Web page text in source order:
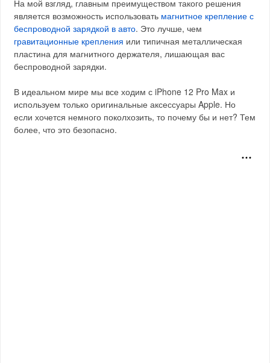
На мой взгляд, главным преимуществом такого решения
является возможность использовать магнитное крепление с
беспроводной зарядкой в авто. Это лучше, чем
гравитационные крепления или типичная металлическая
пластина для магнитного держателя, лишающая вас
беспроводной зарядки.
В идеальном мире мы все ходим с iPhone 12 Pro Max и
используем только оригинальные аксессуары Apple. Но
если хочется немного поколхозить, то почему бы и нет? Тем
более, что это безопасно.